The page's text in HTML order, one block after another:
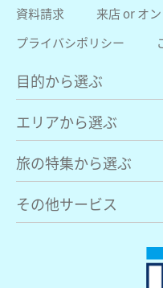
資料請求
来店 or オ
プライバシポリシー
目的から選ぶ
エリアから選ぶ
旅の特集から選ぶ
その他サービス